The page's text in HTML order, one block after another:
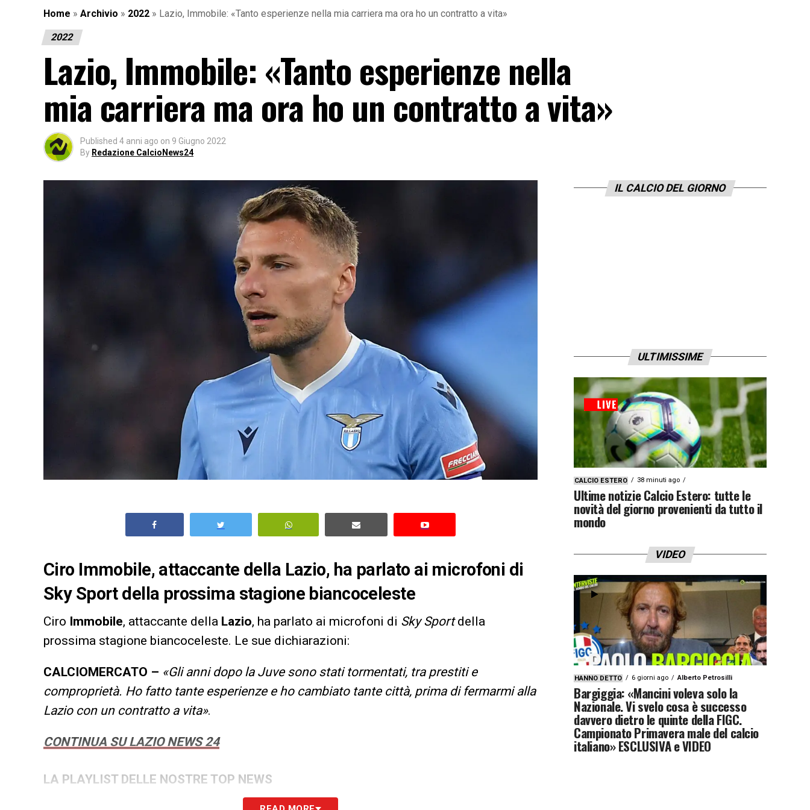
Home » Archivio » 2022 » Lazio, Immobile: «Tanto esperienze nella mia carriera ma ora ho un contratto a vita»
2022
Lazio, Immobile: «Tanto esperienze nella
mia carriera ma ora ho un contratto a vita»
Published 4 anni ago on 9 Giugno 2022
By Redazione CalcioNews24
Ciro Immobile, attaccante della Lazio, ha parlato ai microfoni di
Sky Sport della prossima stagione biancoceleste
Ciro Immobile, attaccante della Lazio, ha parlato ai microfoni di Sky Sportdella
prossima stagione biancoceleste. Le sue dichiarazioni:
CALCIOMERCATO – «Gli anni dopo la Juve sono stati tormentati, tra prestiti e
comproprietà. Ho fatto tante esperienze e ho cambiato tante città, prima di fermarmi alla
Lazio con un contratto a vita».
CONTINUA SU LAZIO NEWS 24
LA PLAYLIST DELLE NOSTRE TOP NEWS
IL CALCIO DEL GIORNO
ULTIMISSIME
CALCIO ESTERO 38 minuti ago
Ultime notizie Calcio Estero: tutte le
novità del giorno provenienti da tutto il
mondo
VIDEO
HANNO DETTO 6 giorni ago Alberto Petrosilli
Bargiggia: «Mancini voleva solo la
Nazionale. Vi svelo cosa è successo
davvero dietro le quinte della FIGC.
Campionato Primavera male del calcio
italiano» ESCLUSIVA e VIDEO